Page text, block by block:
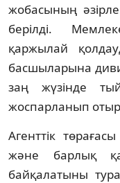
жобасының
берілді.
қаржылай
басшыларына
заң жүзінде
жоспарланып
Агенттік
және барлық
байқалатыны